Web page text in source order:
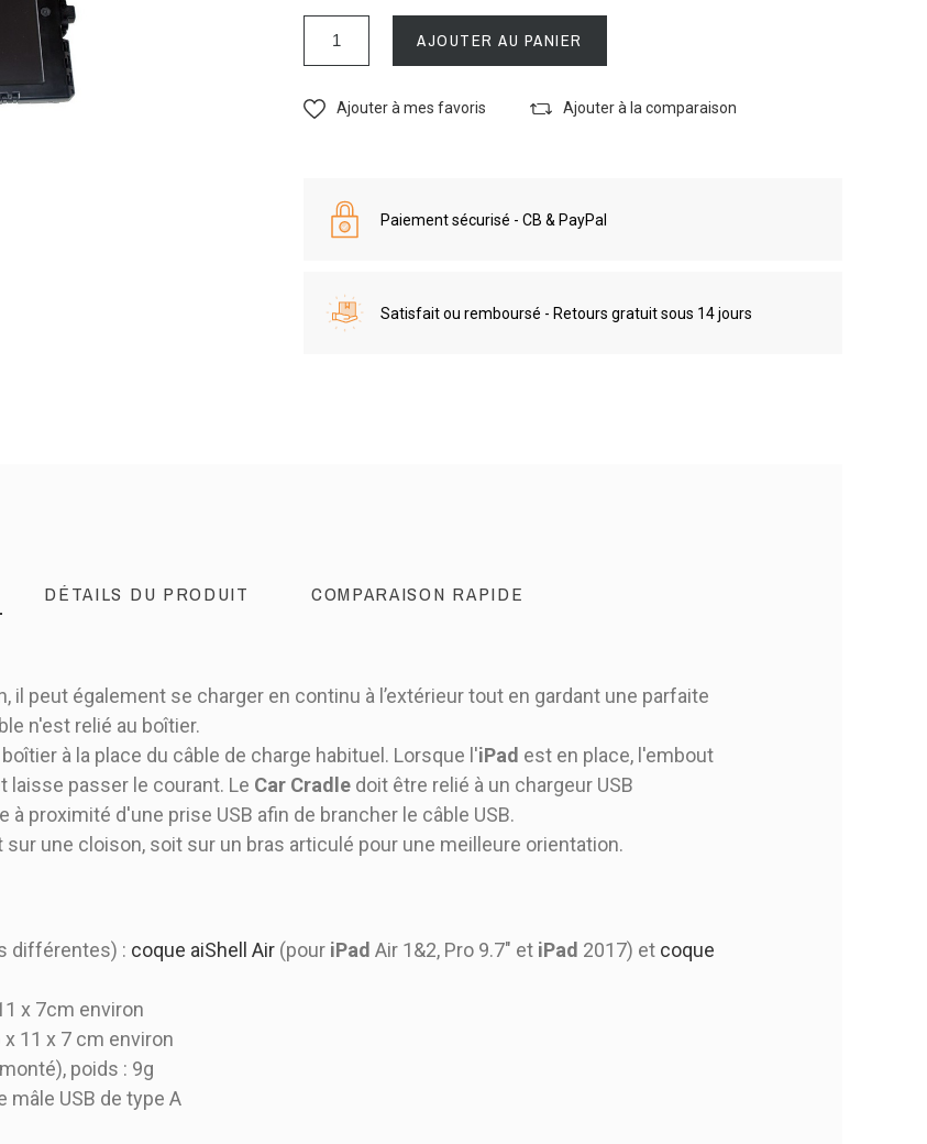
AJOUTER AU PANIER
Ajouter à mes favoris Ajouter à la comparaison
Paiement sécurisé - CB & PayPal
Satisfait ou remboursé - Retours gratuit sous 14 jours
DÉTAILS DU PRODUIT COMPARAISON RAPIDE
il peut également se charger en continu à l’extérieur tout en gardant une parfaite
n'est relié au boîtier.
à la place du câble de charge habituel. Lorsque l'iPad est en place, l'embout
laisse passer le courant. Le Car Cradle doit être relié à un chargeur USB
à proximité d'une prise USB afin de brancher le câble USB.
une cloison, soit sur un bras articulé pour une meilleure orientation.
différentes) : coque aiShell Air (pour iPad Air 1&2, Pro 9.7" et iPad 2017) et coque
x 7cm environ
11 x 7 cm environ
poids : 9g
mâle USB de type A